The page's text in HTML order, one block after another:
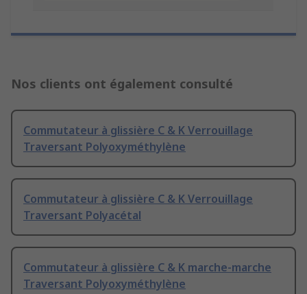
Nos clients ont également consulté
Commutateur à glissière C & K Verrouillage
Traversant Polyoxyméthylène
Commutateur à glissière C & K Verrouillage
Traversant Polyacétal
Commutateur à glissière C & K marche-marche
Traversant Polyoxyméthylène